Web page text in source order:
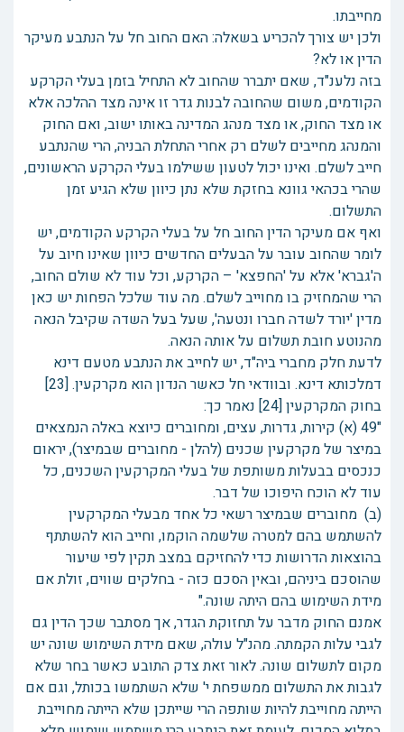
מחייבתו.
ולכן יש צורך להכריע בשאלה: האם החוב חל על הנתבע מעיקר
הדין או לא?
בזה נלענ"ד, שאם יתברר שהחוב לא התחיל בזמן בעלי הקרקע
הקודמים, משום שהחובה לבנות גדר זו אינה מצד ההלכה אלא
או מצד החוק, או מצד מנהג המדינה באותו ישוב, ואם החוק
והמנהג מחייבים לשלם רק אחרי התחלת הבניה, הרי שהנתבע
חייב לשלם. ואינו יכול לטעון ששילמו בעלי הקרקע הראשונים,
שהרי בכהאי גוונא בחזקת שלא נתן כיוון שלא הגיע זמן
התשלום.
ואף אם מעיקר הדין החוב חל על בעלי הקרקע הקודמים, יש
לומר שהחוב עובר על הבעלים החדשים כיוון שאינו חיוב על
ה'גברא' אלא על 'החפצא' – הקרקע, וכל עוד לא שולם החוב,
הרי שהמחזיק בו מחוייב לשלם. מה עוד שלכל הפחות יש כאן
מדין 'יורד לשדה חברו ונטעה', שעל בעל השדה שקיבל הנאה
מהנוטע חובת תשלום על אותה הנאה.
לדעת חלק מחברי ביה"ד, יש לחייב את הנתבע מטעם דינא
דמלכותא דינא. ובוודאי חל כאשר הנדון הוא מקרקעין. [23]
בחוק המקרקעין [24] נאמר כך:
"49 (א) קירות, גדרות, עצים, ומחוברים כיוצא באלה הנמצאים
במיצר של מקרקעין שכנים (להלן - מחוברים שבמיצר), יראום
כנכסים בבעלות משותפת של בעלי המקרקעין השכנים, כל
עוד לא הוכח היפוכו של דבר.
(ב) מחוברים שבמיצר רשאי כל אחד מבעלי המקרקעין
להשתמש בהם למטרה שלשמה הוקמו, וחייב הוא להשתתף
בהוצאות הדרושות כדי להחזיקם במצב תקין לפי שיעור
שהוסכם ביניהם, ובאין הסכם כזה - בחלקים שווים, זולת אם
מידת השימוש בהם היתה שונה."
אמנם החוק מדבר על תחזוקת הגדר, אך מסתבר שכך הדין גם
לגבי עלות הקמתה. מהנ"ל עולה, שאם מידת השימוש שונה יש
מקום לתשלום שונה. לאור זאת צדק התובע כאשר בחר שלא
לגבות את התשלום ממשפחת י' שלא השתמשו בכותל, וגם אם
הייתה מחוייבת להיות שותפה הרי שייתכן שלא הייתה מחוייבת